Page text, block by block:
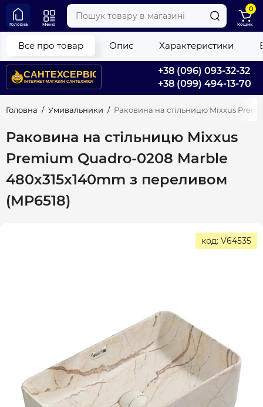
+38 (096) 093-32-32
+38 (099) 494-13-70
Головна Меню
0
Кошик
Головна Умивальники Раковина на стільницю Mixxus
Раковина на стільницю Mixxus
Premium Quadro-0208 Marble
480х315х140mm з переливом
(MP6518)
Все про товар Опис Характеристики
код: V64535